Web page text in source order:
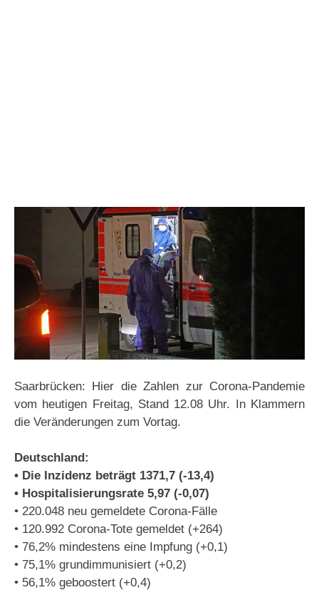
Saarbrücken: Hier die Zahlen zur Corona-Pandemie
vom heutigen Freitag, Stand 12.08 Uhr. In Klammern
die Veränderungen zum Vortag.
Deutschland:
• Die Inzidenz beträgt 1371,7 (-13,4)
• Hospitalisierungsrate 5,97 (-0,07)
• 220.048 neu gemeldete Corona-Fälle
• 120.992 Corona-Tote gemeldet (+264)
• 76,2% mindestens eine Impfung (+0,1)
• 75,1% grundimmunisiert (+0,2)
• 56,1% geboostert (+0,4)